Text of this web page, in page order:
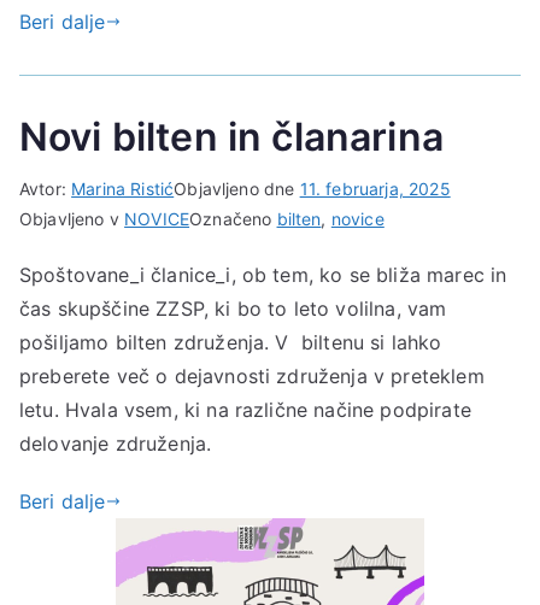
Beri dalje
Novi bilten in članarina
Avtor: Marina RistićObjavljeno dne 11. februarja, 2025
Objavljeno v NOVICEOznačeno bilten, novice
Spoštovane_i članice_i, ob tem, ko se bliža marec in
čas skupščine ZZSP, ki bo to leto volilna, vam
pošiljamo bilten združenja. V biltenu si lahko
preberete več o dejavnosti združenja v preteklem
letu. Hvala vsem, ki na različne načine podpirate
delovanje združenja.
Beri dalje